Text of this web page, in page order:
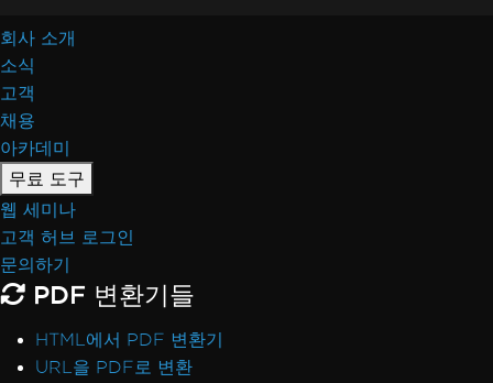
회사 소개
소식
고객
채용
아카데미
무료 도구
웹 세미나
고객 허브 로그인
문의하기
PDF 변환기들
HTML에서 PDF 변환기
URL을 PDF로 변환